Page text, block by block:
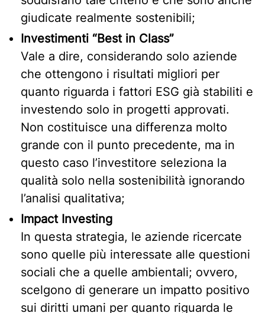
giudicate realmente sostenibili;
Investimenti “Best in Class”
Vale a dire, considerando solo aziende
che ottengono i risultati migliori per
quanto riguarda i fattori ESG già stabiliti e
investendo solo in progetti approvati.
Non costituisce una differenza molto
grande con il punto precedente, ma in
questo caso l’investitore seleziona la
qualità solo nella sostenibilità ignorando
l’analisi qualitativa;
Impact Investing
In questa strategia, le aziende ricercate
sono quelle più interessate alle questioni
sociali che a quelle ambientali; ovvero,
scelgono di generare un impatto positivo
sui diritti umani per quanto riguarda le